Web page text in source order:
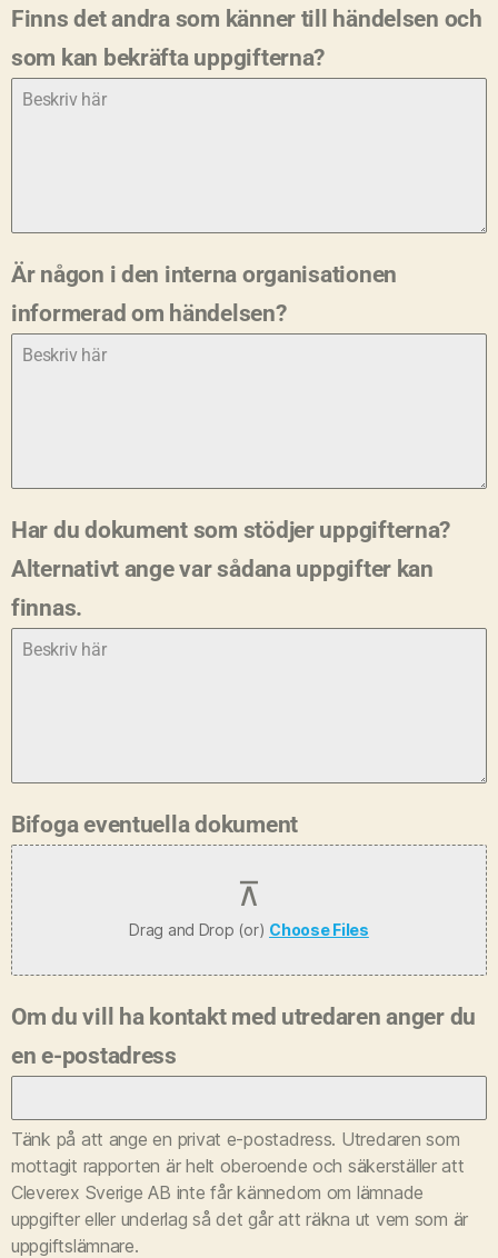
Finns det andra som känner till händelsen och
som kan bekräfta uppgifterna?
Är någon i den interna organisationen
informerad om händelsen?
Har du dokument som stödjer uppgifterna?
Alternativt ange var sådana uppgifter kan
finnas.
Bifoga eventuella dokument
Drag and Drop (or) Choose Files
Om du vill ha kontakt med utredaren anger du
en e-postadress
Tänk på att ange en privat e-postadress. Utredaren som
mottagit rapporten är helt oberoende och säkerställer att
Cleverex Sverige AB inte får kännedom om lämnade
uppgifter eller underlag så det går att räkna ut vem som är
uppgiftslämnare.